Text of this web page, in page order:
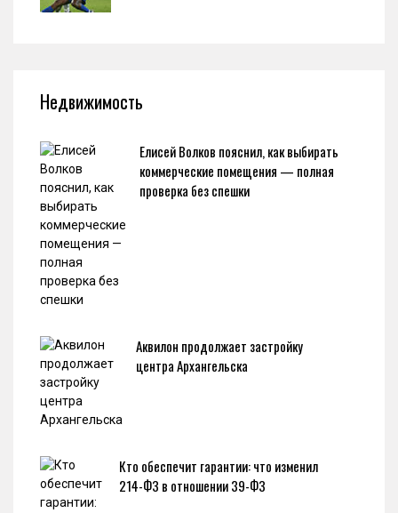
Недвижимость
Елисей Волков пояснил, как выбирать
коммерческие помещения — полная
проверка без спешки
Аквилон продолжает застройку
центра Архангельска
Кто обеспечит гарантии: что изменил
214-ФЗ в отношении 39-ФЗ